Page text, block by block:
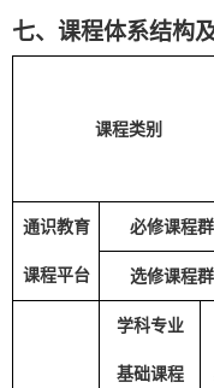
七、 课程体系结构
课程类别
通识教育
课程平台
必修课程群
选修课程群
学科专业
基础课程